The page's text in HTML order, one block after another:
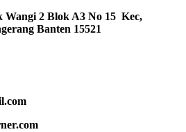
Wangi 2 Blok A3 No 15 Kec,
Banten 15521